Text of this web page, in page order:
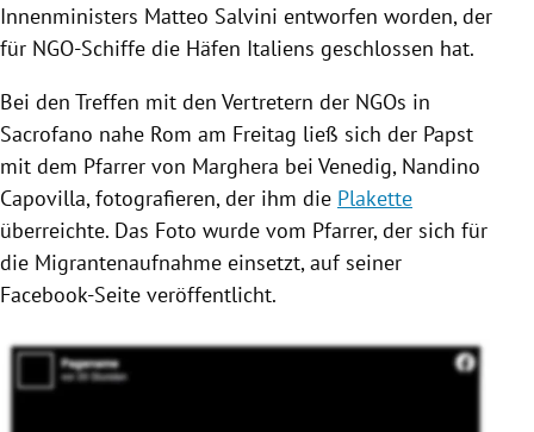
Innenministers Matteo Salvini entworfen worden, der
für NGO-Schiffe die Häfen Italiens geschlossen hat.
Bei den Treffen mit den Vertretern der NGOs in
Sacrofano nahe Rom am Freitag ließ sich der Papst
mit dem Pfarrer von Marghera bei Venedig, Nandino
Capovilla, fotografieren, der ihm die Plakette
überreichte. Das Foto wurde vom Pfarrer, der sich für
die Migrantenaufnahme einsetzt, auf seiner
Facebook-Seite veröffentlicht.